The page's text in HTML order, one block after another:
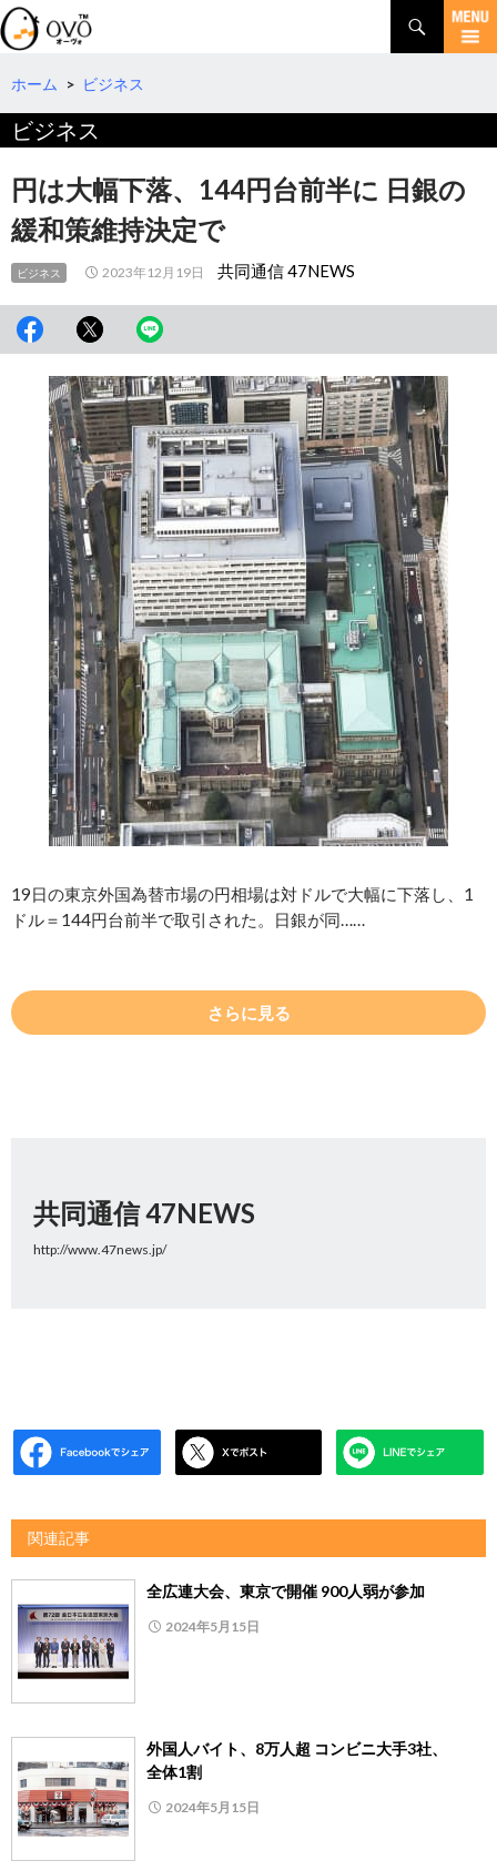
検
索
コ
テ
へ
移
動
ホーム > ビジネス
ビジネス
円は大幅下落、144円台前半に 日銀の
緩和策維持決定で
ビジネス 2023年12月19日 共同通信 47NEWS
19日の東京外国為替市場の円相場は対ドルで大幅に下落し、1
ドル＝144円台前半で取引された。日銀が同……
さらに見る
共同通信 47NEWS
http://www.47news.jp/
関連記事
全広連大会、東京で開催 900人弱が参加
2024年5月15日
外国人バイト、8万人超 コンビニ大手3社、
全体1割
2024年5月15日